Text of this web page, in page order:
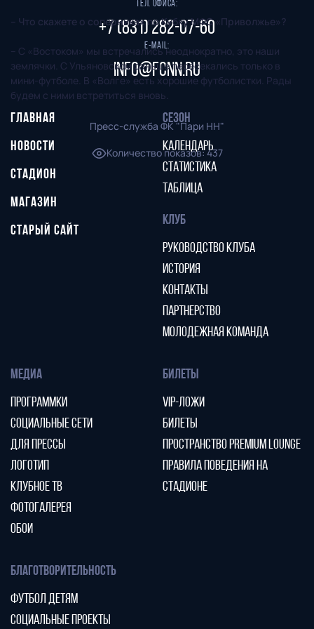
– Что скажете о соперниках по Кубку МФС «Приволжье»?
– С «Востоком» мы встречались неоднократно, это наши
землячки. С Ульяновском раньше пересекались только в
мини-футболе. В «Волге» есть хорошие футболистки. Рады
будем с ними встретиться вновь.
Пресс-служба ФК "Пари НН"
Количество показов:437
Тел. офиса:
+7 (831) 282-07-60
E-mail:
info@fcnn.ru
ГЛАВНАЯ
НОВОСТИ
СТАДИОН
МАГАЗИН
СТАРЫЙ САЙТ
СЕЗОН
КАЛЕНДАРЬ
СТАТИСТИКА
ТАБЛИЦА
КЛУБ
РУКОВОДСТВО КЛУБА
ИСТОРИЯ
КОНТАКТЫ
ПАРТНЕРСТВО
МОЛОДЕЖНАЯ КОМАНДА
МЕДИА
ПРОГРАММКИ
СОЦИАЛЬНЫЕ СЕТИ
ДЛЯ ПРЕССЫ
ЛОГОТИП
КЛУБНОЕ ТВ
ФОТОГАЛЕРЕЯ
ОБОИ
БИЛЕТЫ
VIP-ЛОЖИ
БИЛЕТЫ
ПРОСТРАНСТВО PREMIUM LOUNGE
ПРАВИЛА ПОВЕДЕНИЯ НА
СТАДИОНЕ
БЛАГОТВОРИТЕЛЬНОСТЬ
ФУТБОЛ ДЕТЯМ
СОЦИАЛЬНЫЕ ПРОЕКТЫ